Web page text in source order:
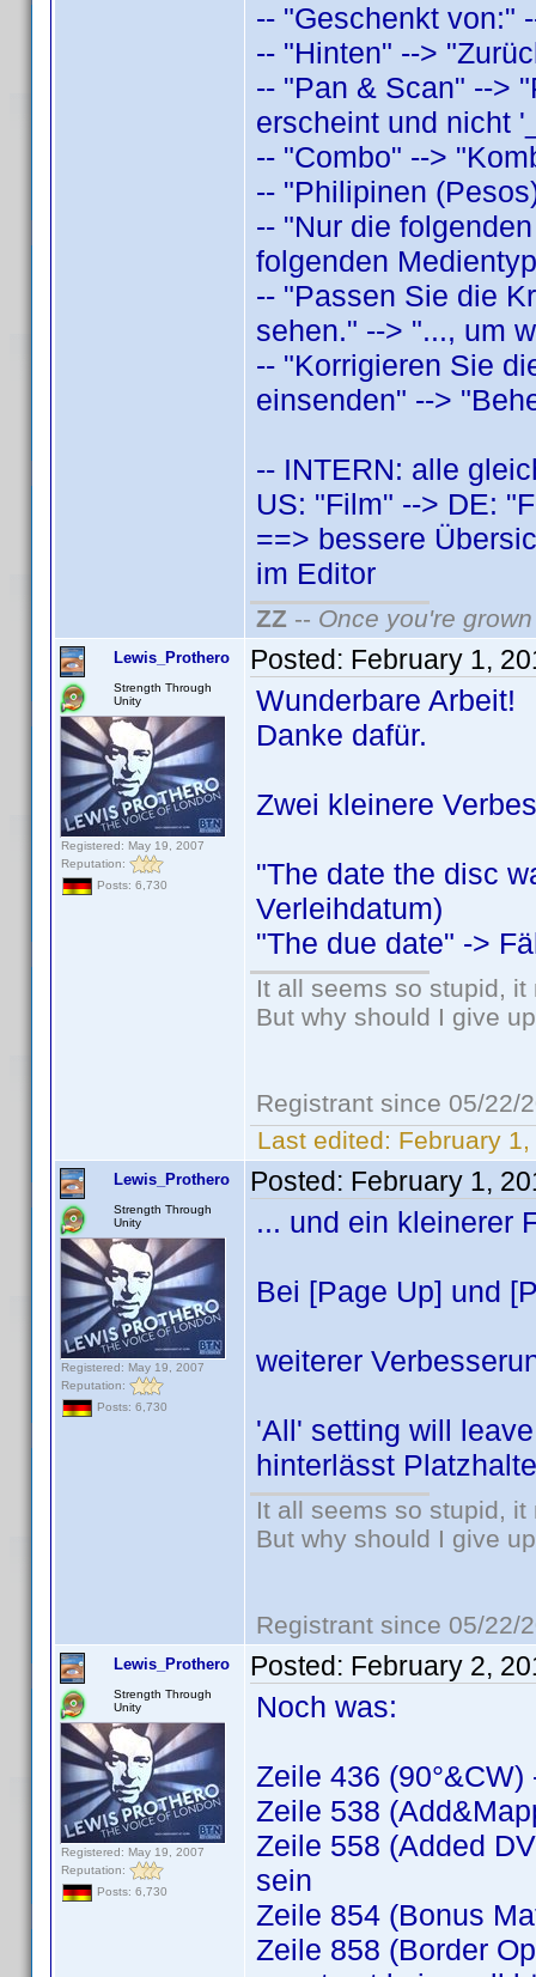
-- "Geschenkt von:"
-- "Hinten" -->
-- "Pan & Scan" -->
erscheint und nicht
-- "Combo" -->
-- "Philipinen
-- "Nur die
folgenden
-- "Passen Sie die
sehen." --> "..., um
-- "Korrigieren Sie
einsenden" -->
-- INTERN: alle
US: "Film" --> DE:
==> bessere
im Editor
ZZ -- Once you're
Lewis_Prothero
Strength Through
Unity
Registered: May 19, 2007
Reputation:
Posts: 6,730
Posted: February 1,
Wunderbare Arbeit!
Danke dafür.
Zwei kleinere
"The date the disc
Verleihdatum)
"The due date" ->
It all seems so stupid,
But why should I give
Registrant since 05/22/
Last edited: February
Lewis_Prothero
Strength Through
Unity
Registered: May 19, 2007
Reputation:
Posts: 6,730
Posted: February 1,
... und ein kleinerer
Bei [Page Up] und
weiterer
'All' setting will
hinterlässt
It all seems so stupid,
But why should I give
Registrant since 05/22/
Lewis_Prothero
Strength Through
Unity
Registered: May 19, 2007
Reputation:
Posts: 6,730
Posted: February 2,
Noch was:
Zeile 436
Zeile 538
Zeile 558 (Added
sein
Zeile 854 (Bonus
Zeile 858 (Border